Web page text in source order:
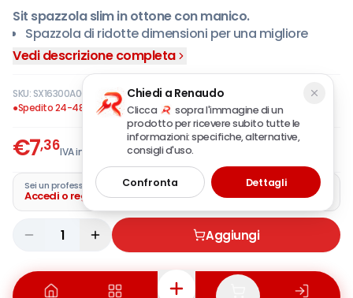
Sit spazzola slim in ottone con manico.
Spazzola di ridotte dimensioni per una migliore
spazzolatura manuale di superfici ridotte e con
piccole fessure, dove risulta impossibile intervenire
con spazzole a mano tradizionali.
Ideale per la rimozione di ruggine, vernice e sporco
da qualsiasi superficie.
La spazzola slim viene largamente impiegata nel
restauro, nella meccanica, e nelle varie operazioni
domestiche come la pulizia tra le piastrelle del
bagno e della doccia.
Vedi descrizione completa
SKU:SX16300A0000 EAN:8006581017927
●Spedito 24-48 ore
€7,36IVA incl.
Sei un professionista?
Accedi o registra la tua azienda
1 Aggiungi
Chiedi a Renaudo
Clicca
sopra l'immagine di un
prodotto per ricevere subito tutte le
informazioni: specifiche, alternative,
consigli d'uso.
Confronta Dettagli